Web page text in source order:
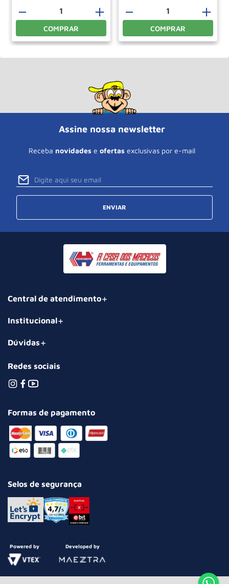
＋
－
COMPRAR
＋
－
COMPRAR
Assine nossa newsletter
Receba novidades e ofertas exclusivas por e-mail
ENVIAR
Central de atendimento
Institucional
Dúvidas
Redes sociais
Formas de pagamento
Selos de segurança
Powered by Developed by